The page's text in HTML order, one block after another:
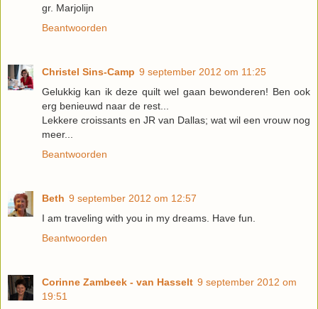
gr. Marjolijn
Beantwoorden
Christel Sins-Camp 9 september 2012 om 11:25
Gelukkig kan ik deze quilt wel gaan bewonderen! Ben ook
erg benieuwd naar de rest...
Lekkere croissants en JR van Dallas; wat wil een vrouw nog
meer...
Beantwoorden
Beth 9 september 2012 om 12:57
I am traveling with you in my dreams. Have fun.
Beantwoorden
Corinne Zambeek - van Hasselt 9 september 2012 om
19:51